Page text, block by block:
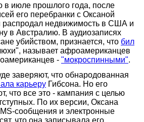
в июле прошлого года, после
его перебранки с Оксаной
распродал недвижимость в США и
в Австралию. В аудиозаписях
убийством, признается, что бил
называет афроамериканцев
- "мокроспинными".
заверяют, что обнародованная
карьеру Гибсона. Но его
что все это - кампания с целью
По их версии, Оксана
сообщения и электронные
что она записывала его